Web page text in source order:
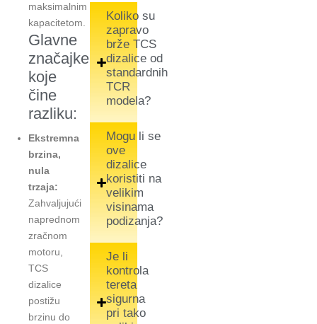
maksimalnim
kapacitetom.
Glavne
značajke
koje
čine
razliku:
Ekstremna
brzina,
nula
trzaja:
Zahvaljujući
naprednom
zračnom
motoru,
TCS
dizalice
postižu
brzinu do
Koliko su
zapravo
brže TCS
dizalice od
standardnih
TCR
modela?
Mogu li se
ove
dizalice
koristiti na
velikim
visinama
podizanja?
Je li
kontrola
tereta
sigurna
pri tako